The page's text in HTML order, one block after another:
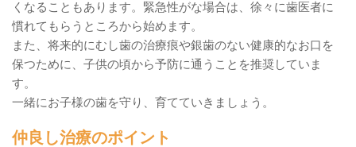
くなることもあります。緊急性がな場合は、徐々に歯医者に
慣れてもらうところから始めます。
また、将来的にむし歯の治療痕や銀歯のない健康的なお口を
保つために、子供の頃から予防に通うことを推奨していま
す。
一緒にお子様の歯を守り、育てていきましょう。
仲良し治療のポイント